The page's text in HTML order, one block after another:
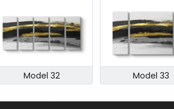
Model 32 Model 33